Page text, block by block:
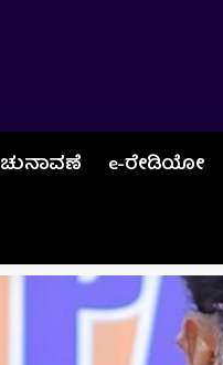
ಚುನಾವಣೆ e-ರೇಡಿಯೋ